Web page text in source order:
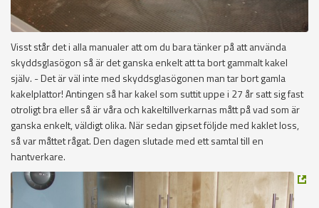
Visst står det i alla manualer att om du bara tänker på att använda
skyddsglasögon så är det ganska enkelt att ta bort gammalt kakel
själv. - Det är väl inte med skyddsglasögonen man tar bort gamla
kakelplattor! Antingen så har kakel som suttit uppe i 27 år satt sig fast
otroligt bra eller så är våra och kakeltillverkarnas mått på vad som är
ganska enkelt, väldigt olika. När sedan gipset följde med kaklet loss,
så var måttet rågat. Den dagen slutade med ett samtal till en
hantverkare.